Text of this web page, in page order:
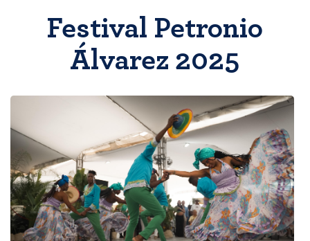
Festival Petronio
Álvarez 2025